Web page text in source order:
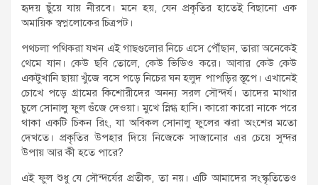
হৃদয় ছুঁয়ে যায় নীরবে। মনে হয়, যেন প্রকৃতির হাতেই বিছানো এক
অমায়িক স্বপ্নলোকের চিত্রপট।
পথচলা পথিকরা যখন এই গাছগুলোর নিচে এসে পৌঁছান, তারা অনেকেই
থেমে যান। কেউ ছবি তোলে, কেউ ভিডিও করে। আবার কেউ কেউ
একটুখানি ছায়া খুঁজে বসে পড়ে নিচের ঘন হলুদ পাপড়ির স্তূপে। এখানেই
চোখে পড়ে গ্রামের কিশোরীদের অনন্য সরল সৌন্দর্য। তাদের মাথার
চুলে সোনালু ফুল গুঁজে দেওয়া। মুখে স্নিগ্ধ হাসি। কারো কারো নাকে পরে
থাকা একটি চিকন রিং, যা অবিকল সোনালু ফুলের ঝরা অংশের মতো
দেখতে। প্রকৃতির উপহার দিয়ে নিজেকে সাজানোর এর চেয়ে সুন্দর
উপায় আর কী হতে পারে?
এই ফুল শুধু যে সৌন্দর্যের প্রতীক, তা নয়। এটি আমাদের সংস্কৃতিতেও